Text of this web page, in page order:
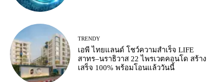
TRENDY
เอพี ไทยแลนด์ โชว์ความสำเร็จ LIFE
สาทร–นราธิวาส 22 ไพรเวตคอนโด สร้าง
เสร็จ 100% พร้อมโอนแล้ววันนี้